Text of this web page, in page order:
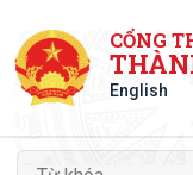
CỔNG
English